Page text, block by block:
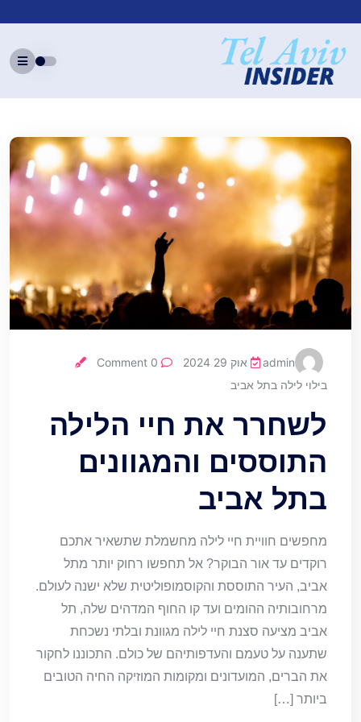
to
content
admin אוק 29 2024
בילוי לילה בתל אביב
לשחרר את חיי הלילה
התוססים והמגוונים
בתל אביב
מחפשים חוויית חיי לילה מחשמלת שתשאיר אתכם
רוקדים עד אור הבוקר? אל תחפשו רחוק יותר מתל
אביב, העיר התוססת והקוסמופוליטית שלא ישנה לעולם.
מרחובותיה ההומים ועד קו החוף המדהים שלה, תל
אביב מציעה סצנת חיי לילה מגוונת ובלתי נשכחת
שתענה על טעמם והעדפותיהם של כולם. התכוננו לחקור
את הברים, המועדונים ומקומות המוזיקה החיה הטובים
ביותר […]